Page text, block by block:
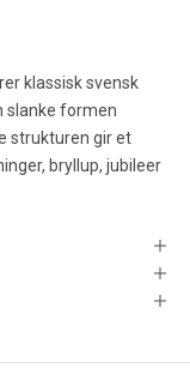
klassisk svensk
slanke formen
strukturen gir et
bryllup, jubileer